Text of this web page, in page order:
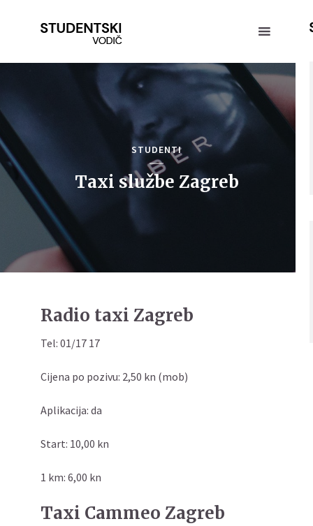
STUDENTI
Taxi službe Zagreb
Radio taxi Zagreb
Tel: 01/17 17
Cijena po pozivu: 2,50 kn (mob)
Aplikacija: da
Start: 10,00 kn
1 km: 6,00 kn
Taxi Cammeo Zagreb